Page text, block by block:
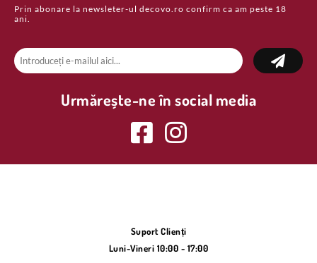
Prin abonare la newsleter-ul decovo.ro confirm ca am peste 18
ani.
Urmărește-ne în social media
Suport Clienți
Luni-Vineri 10:00 - 17:00